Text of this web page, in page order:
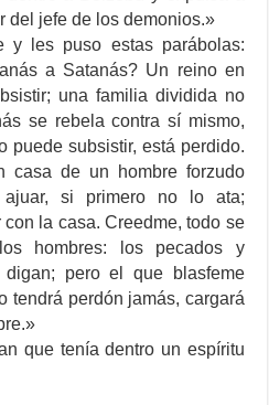
del jefe de los demonios.»
y les puso estas parábolas:
a Satanás? Un reino en
una familia dividida no
se rebela contra sí mismo,
puede subsistir, está perdido.
casa de un hombre forzudo
si primero no lo ata;
la casa. Creedme, todo se
hombres: los pecados y
pero el que blasfeme
tendrá perdón jamás, cargará
que tenía dentro un espíritu